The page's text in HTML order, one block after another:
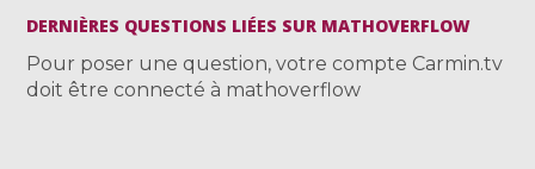
DERNIÈRES QUESTIONS LIÉES SUR MATHOVERFLOW
Pour poser une question, votre compte Carmin.tv
doit être connecté à mathoverflow